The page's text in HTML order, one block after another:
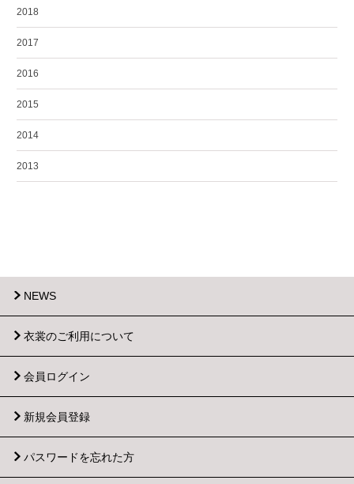
2018
2017
2016
2015
2014
2013
NEWS
衣裳のご利用について
会員ログイン
新規会員登録
パスワードを忘れた方